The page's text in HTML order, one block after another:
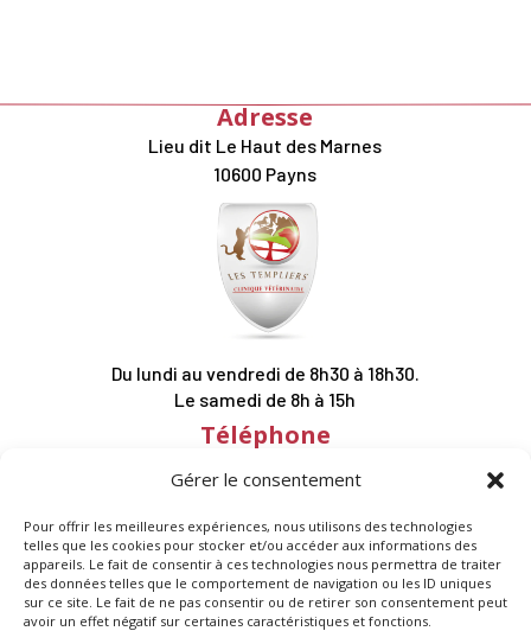
Gérer le consentement
Pour offrir les meilleures expériences, nous utilisons des technologies
telles que les cookies pour stocker et/ou accéder aux informations des
appareils. Le fait de consentir à ces technologies nous permettra de traiter
des données telles que le comportement de navigation ou les ID uniques
sur ce site. Le fait de ne pas consentir ou de retirer son consentement peut
avoir un effet négatif sur certaines caractéristiques et fonctions.
Adresse
Lieu dit Le Haut des Marnes
10600 Payns
Du lundi au vendredi de 8h30 à 18h30.
Le samedi de 8h à 15h
Téléphone